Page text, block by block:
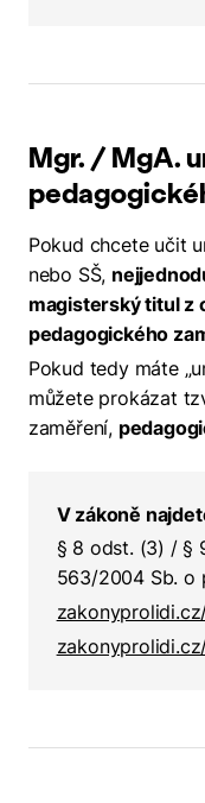
Mgr. / MgA.
Pokud chcete učit
nebo SŠ,
magisterský titul z
pedagogického
Pokud tedy máte
můžete prokázat
zaměření,
V zákoně
§ 8 odst. (3) / §
563/2004 Sb. o